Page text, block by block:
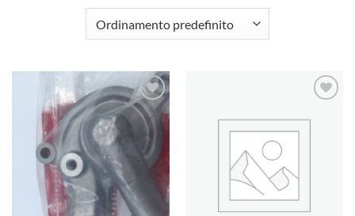
Aggiungi
alla lista
dei
desideri
alla lista